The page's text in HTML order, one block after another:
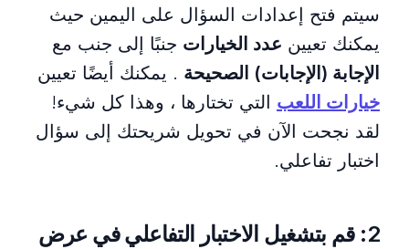
سيتم فتح إعدادات السؤال على اليمين حيث
يمكنك تعيين عدد الخيارات جنبًا إلى جنب مع
الإجابة (الإجابات) الصحيحة . يمكنك أيضًا تعيين
خيارات اللعب التي تختارها ، وهذا كل شيء!
لقد نجحت الآن في تحويل شريحتك إلى سؤال
اختبار تفاعلي.
2: قم بتشغيل الاختبار التفاعلي في عرض